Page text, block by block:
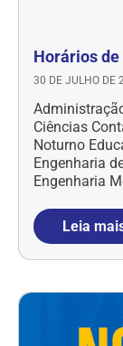
Horários de
30 DE JULHO DE
Ciências
Noturno
Engenharia
Engenharia
Leia